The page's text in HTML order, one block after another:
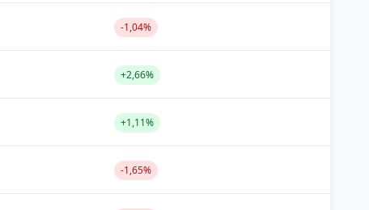
-1,04%
+2,66%
+1,11%
-1,65%